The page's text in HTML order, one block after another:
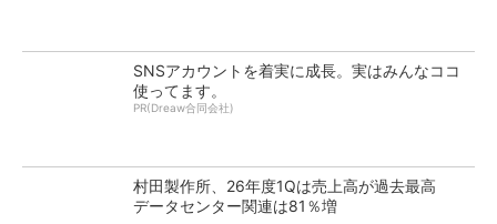
SNSアカウントを着実に成長。実はみんなココ
使ってます。
PR(Dreaw合同会社)
村田製作所、26年度1Qは売上高が過去最高
データセンター関連は81％増